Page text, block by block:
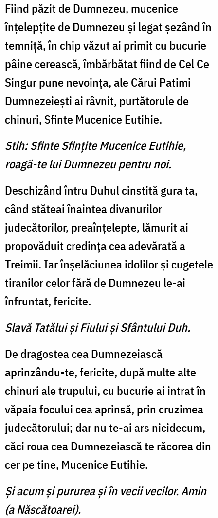
Fiind păzit de Dumnezeu, mucenice
înţelepţite de Dumnezeu şi legat şezând în
temniţă, în chip văzut ai primit cu bucurie
pâine cerească, îmbărbătat fiind de Cel Ce
Singur pune nevoinţa, ale Cărui Patimi
Dumnezeieşti ai râvnit, purtătorule de
chinuri, Sfinte Mucenice Eutihie.
Stih: Sfinte Sfinţite Mucenice Eutihie,
roagă-te lui Dumnezeu pentru noi.
Deschizând întru Duhul cinstită gura ta,
când stăteai înaintea divanurilor
judecătorilor, preaînţelepte, lămurit ai
propovăduit credinţa cea adevărată a
Treimii. Iar înşelăciunea idolilor şi cugetele
tiranilor celor fără de Dumnezeu le-ai
înfrun­tat, fericite.
Slavă Tatălui şi Fiului şi Sfântului Duh.
De dragostea cea Dumnezeiască
aprinzându-te, fericite, după multe alte
chinuri ale trupului, cu bucurie ai intrat în
văpaia focului cea aprinsă, prin cruzimea
judecătorului; dar nu te-ai ars nicidecum,
căci roua cea Dumnezeiască te răcorea din
cer pe tine, Mucenice Eutihie.
Şi acum şi pururea şi în vecii vecilor. Amin
(a Născătoarei).